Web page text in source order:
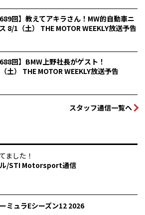
689回】教えてアキラさん！MW的自動車ニ
8/1（土） THE MOTOR WEEKLY放送予告
688回】BMW上野社長がゲスト！
土） THE MOTOR WEEKLY放送予告
スタッフ通信一覧へ
ました！
/STI Motorsport通信
ミュラEシーズン12 2026